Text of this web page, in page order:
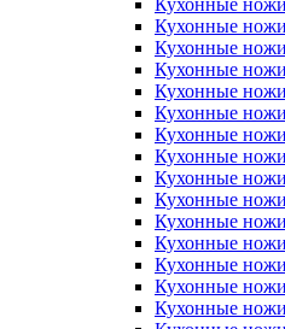
Кухонные ножи
Кухонные ножи
Кухонные ножи
Кухонные
Кухонные
Кухонные
Кухонные
Кухонные
Кухонные
Кухонные ножи
Кухонные
Кухонные
Кухонные
Кухонные
Кухонные